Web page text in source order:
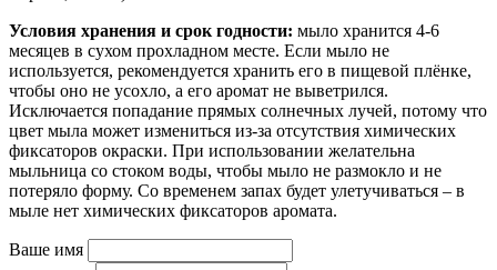
Условия хранения и срок годности: мыло хранится 4-6
месяцев в сухом прохладном месте. Если мыло не
используется, рекомендуется хранить его в пищевой плёнке,
чтобы оно не усохло, а его аромат не выветрился.
Исключается попадание прямых солнечных лучей, потому что
цвет мыла может измениться из-за отсутствия химических
фиксаторов окраски. При использовании желательна
мыльница со стоком воды, чтобы мыло не размокло и не
потеряло форму. Со временем запах будет улетучиваться – в
мыле нет химических фиксаторов аромата.
Ваше имя